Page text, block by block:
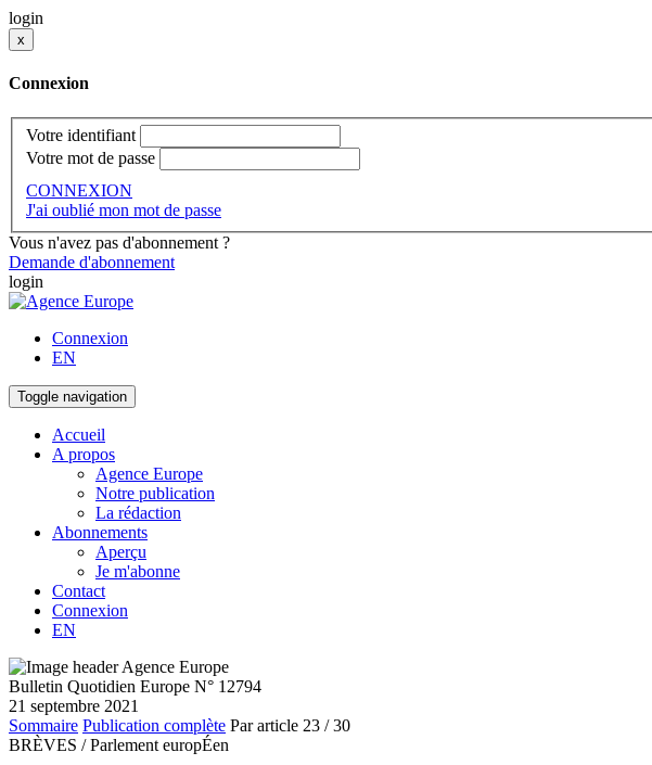
login
x
Connexion
Votre identifiant
Votre mot de passe
CONNEXION
J'ai oublié mon mot de passe
Vous n'avez pas d'abonnement ?
Demande d'abonnement
login
Connexion
EN
Toggle navigation
Accueil
A propos
Agence Europe
Notre publication
La rédaction
Abonnements
Aperçu
Je m'abonne
Contact
Connexion
EN
Bulletin Quotidien Europe N° 12794
21 septembre 2021
Sommaire Publication complète Par article 23 / 30
BRÈVES / Parlement europÉen